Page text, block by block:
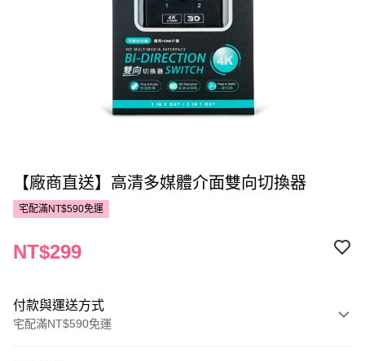
【廠商直送】高清多媒體介面雙向切換器
宅配滿NT$590免運
NT$299
付款與運送方式
宅配滿NT$590免運